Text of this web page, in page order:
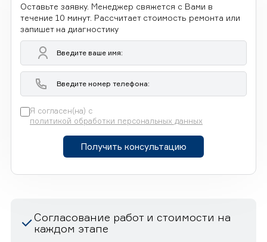
Оставьте заявку. Менеджер свяжется с Вами в
течение 10 минут. Рассчитает стоимость ремонта или
запишет на диагностику
Я согласен(на) с
политикой обработки персональных данных
Получить консультацию
Согласование работ и стоимости на
каждом этапе